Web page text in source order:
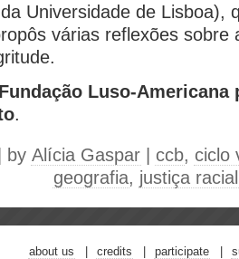
Universidade de Lisboa),
várias reflexões sobre
Fundação Luso-Americana
.
by Alícia Gaspar ccb, ciclo
geografia, justiça racial
about us credits participate